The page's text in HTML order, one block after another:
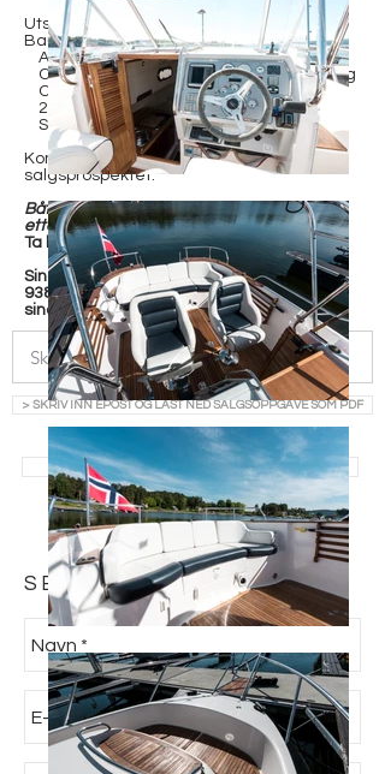
Utstyr verdt å nevne:
Baugpropell
Ankervinsj
Comfort; Kjøleskap, Dusj, Toalett, Solseng
Oppgradert Gussi ratt
2 x 9” Kartplotter
Stor JL Premium Audio stereopakke
Komplett utstyrsliste finner du nederst i
salgsprospektet.
Båten ligger nå i vinteropplag og vises kun
etter avtale med megler.
Ta kontakt med:
Sindre Jacobsen
938 40 189
sindre@h-y.no
> SKRIV INN EPOST OG LAST NED SALGSOPPGAVE SOM PDF
> SE ALLE BÅTER TIL SALGS
SEND FORESPØRSEL: